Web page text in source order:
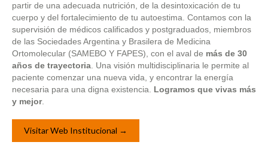
partir de una adecuada nutrición, de la desintoxicación de tu
cuerpo y del fortalecimiento de tu autoestima. Contamos con la
supervisión de médicos calificados y postgraduados, miembros
de las Sociedades Argentina y Brasilera de Medicina
Ortomolecular (SAMEBO Y FAPES), con el aval de más de 30
años de trayectoria . Una visión multidisciplinaria le permite al
paciente comenzar una nueva vida, y encontrar la energía
necesaria para una digna existencia. Logramos que vivas más
y mejor.
Visitar Web Institucional →